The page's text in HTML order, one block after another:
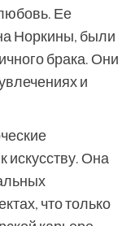
Ее
Норкины, были
брака. Они
и
искусству. Она
что только